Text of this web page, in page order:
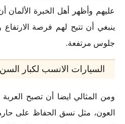
عليهم وأظهر أهل الخبرة الألمان
ينبغي أن تتيح لهم فرصة الارتفاع
جلوس مرتفعة.
السيارات الانسب لكبار السن
ومن المثالي ايضا أن تصبح
العون، مثل نسق الحفاظ على